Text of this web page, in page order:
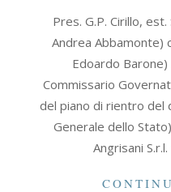
12-Pres. G.P. Cirillo, est.
Andrea Abbamonte)
Edoardo Barone)
Commissario
del piano di rientro del
Generale dello
Angrisani